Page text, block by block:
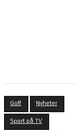
Golf Nyheter
Sport på TV